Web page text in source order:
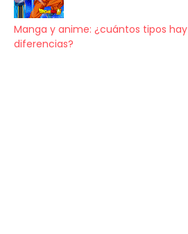
Manga y anime: ¿cuántos tipos
diferencias?